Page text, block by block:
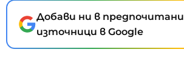
Добави ни в предпочитани
източници в Google